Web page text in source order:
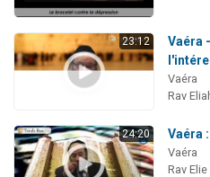
23:12
Vaéra
Vaéra
Rav
24:20 Vaéra
Vaéra
Rav Elie